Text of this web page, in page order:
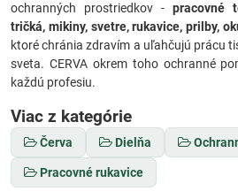
ochranných prostriedkov - pracovné
tričká, mikiny, svetre, rukavice, prilby,
ktoré chránia zdravím a uľahčujú prácu
sveta. CERVA okrem toho ochranné
každú profesiu.
Viac z kategórie
Červa Dielňa
Pracovné rukavice